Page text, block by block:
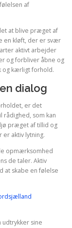
af
at blive præget af
en kløft, der er svær
aktivt arbejder
og forbliver åbne og
og kærligt forhold.
dialog
er det
rådighed, som kan
præget af tillid og
aktiv lytning.
opmærksomhed
de taler. Aktiv
at skabe en følelse
udtrykker sine